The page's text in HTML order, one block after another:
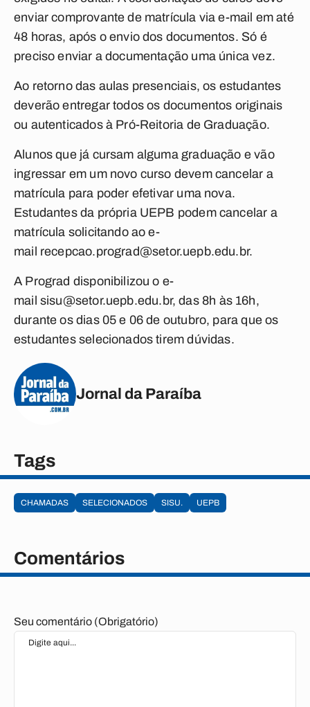
enviar comprovante de matrícula via e-mail em até
48 horas, após o envio dos documentos. Só é
preciso enviar a documentação uma única vez.
Ao retorno das aulas presenciais, os estudantes
deverão entregar todos os documentos originais
ou autenticados à Pró-Reitoria de Graduação.
Alunos que já cursam alguma graduação e vão
ingressar em um novo curso devem cancelar a
matrícula para poder efetivar uma nova.
Estudantes da própria UEPB podem cancelar a
matrícula solicitando ao e-
mail recepcao.prograd@setor.uepb.edu.br.
A Prograd disponibilizou o e-
mail sisu@setor.uepb.edu.br,das 8h às 16h,
durante os dias 05 e 06 de outubro, para que os
estudantes selecionados tirem dúvidas.
Jornal da Paraíba
Tags
CHAMADAS SELECIONADOS SISU. UEPB
Comentários
Seu comentário (Obrigatório)